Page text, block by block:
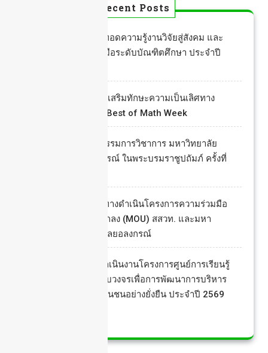
Recent Posts
โครงการการถ่ายทอดความรู้งานวิจัยสู่สังคม และ
ส่งเสริมความร่วมมือระดับบัณฑิตศึกษา ประจำปี
กิจกรรมสัปดาห์ส่งเสริมทักษะความเป็นเลิศทาง
คณิตศาสตร์ The Best of Math Week
การประชุมคณะกรรมการวิชาการ มหาวิทยาลัย
ราชภัฏวไลยอลงกรณ์ ในพระบรมราชูปถัมภ์ ครั้งที่
ประชุมหารือแนวทางดำเนินโครงการความร่วมมือ
ภายใต้บันทึกข้อตกลง (MOU) สสวท. และมหา
วิทยาลัยราชภัฏวไลยอลงกรณ์
การประชุม การดำเนินงานโครงการศูนย์การเรียนรู้
และพัฒนาข้าวครบวงจรเพื่อการพัฒนาการบริหาร
จัดการทรัพยากรชุนชนอย่างยั่งยืน ประจำปี 2569